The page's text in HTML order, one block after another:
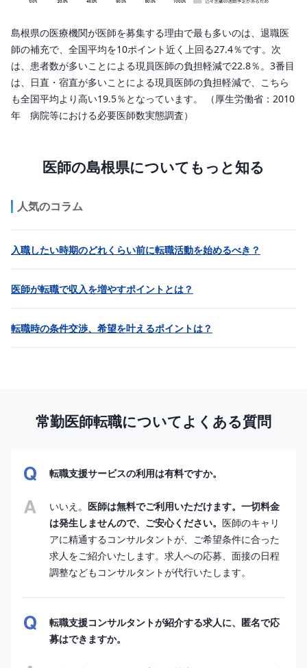
島根県の医療機関が医師を募集する理由で最も多いのは、退職医
師の補充で、全国平均を10ポイント近く上回る27.4％です。次
は、患者数が多いことによる現員医師の負担軽減で22.8％。3番目
は、日直・宿直が多いことによる現員医師の負担軽減で、こちら
も全国平均より高い19.5％となっています。 （厚生労働省：2010
年 病院等における必要医師数実態調査）
医師の島根県についてもっと知る
人気のコラム
入職したい時期のどれくらい前に転職活動を始めるべき？
医師が転職で収入を増やすポイントとは？
転職時の条件交渉、希望を叶えるポイントは？
常勤医師転職についてよくある質問
転職支援サービスの利用は有料ですか。
いいえ。 医師は無料でご利用いただけます。一切料金
は発生しませんので、ご安心ください。 医師のキャリ
アに精通するコンサルタントが、ご希望条件に合った
求人をご紹介いたします。求人への応募、面接の日程
調整などもコンサルタントが代行いたします。
転職支援コンサルタントが紹介する求人に、匿名で応
募はできますか。